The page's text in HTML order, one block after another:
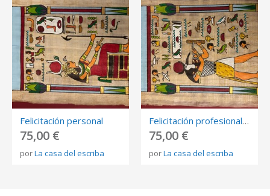
Felicitación personal
75,00 €
porLa casa del escriba
Felicitación profesional personalizada
75,00 €
porLa casa del escriba